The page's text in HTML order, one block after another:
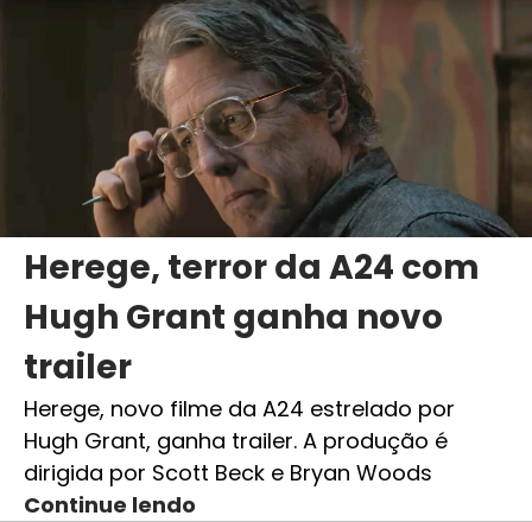
Herege, terror da A24 com
Hugh Grant ganha novo
trailer
Herege, novo filme da A24 estrelado por
Hugh Grant, ganha trailer. A produção é
dirigida por Scott Beck e Bryan Woods
Continue lendo